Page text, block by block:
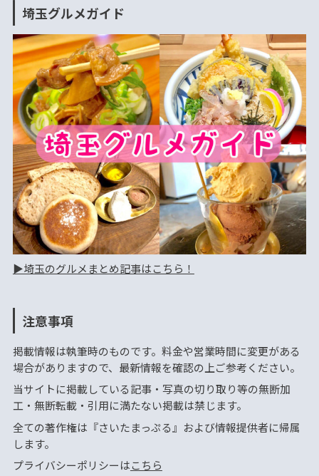
埼玉グルメガイド
▶︎埼玉のグルメまとめ記事はこちら！
注意事項
掲載情報は執筆時のものです。料金や営業時間に変更がある
場合がありますので、最新情報を確認の上ご参考ください。
当サイトに掲載している記事・写真の切り取り等の無断加
工・無断転載・引用に満たない掲載は禁じます。
全ての著作権は『さいたまっぷる』および情報提供者に帰属
します。
プライバシーポリシーはこちら